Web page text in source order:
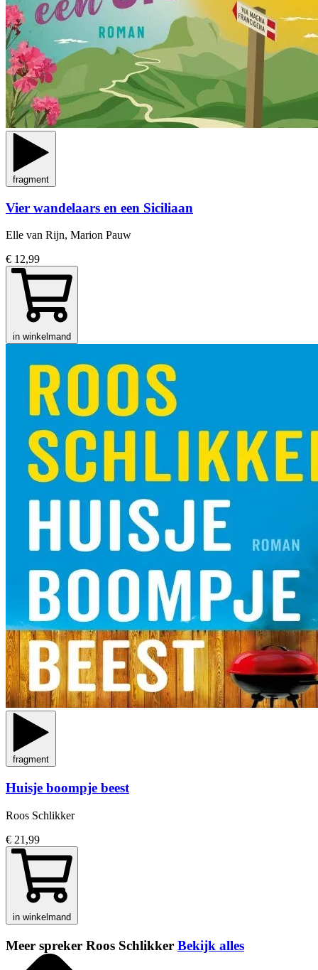
fragment
Vier wandelaars en een Siciliaan
Elle van Rijn, Marion Pauw
€ 12,99
in winkelmand
fragment
Huisje boompje beest
Roos Schlikker
€ 21,99
in winkelmand
Meer spreker Roos Schlikker Bekijk alles